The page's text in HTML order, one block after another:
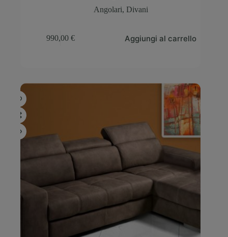
Angolari, Divani
990,00 € Aggiungi al carrello